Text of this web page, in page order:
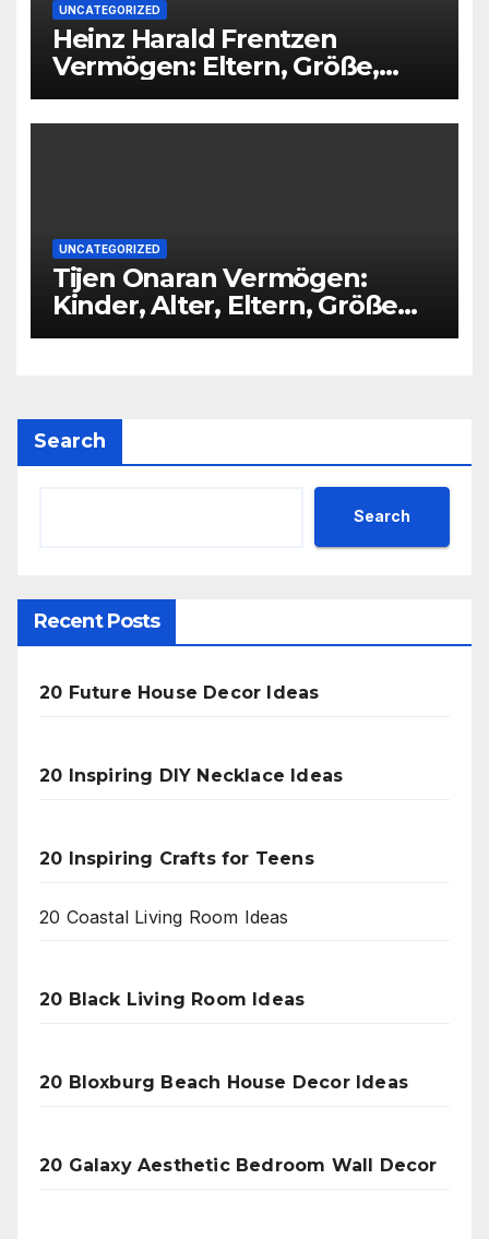
UNCATEGORIZED
Heinz Harald Frentzen
Vermögen: Eltern, Größe,
Partner, Alter
UNCATEGORIZED
Tijen Onaran Vermögen:
Kinder, Alter, Eltern, Größe
Partner
Search
Search
Recent Posts
20 Future House Decor Ideas
20 Inspiring DIY Necklace Ideas
20 Inspiring Crafts for Teens
20 Coastal Living Room Ideas
20 Black Living Room Ideas
20 Bloxburg Beach House Decor Ideas
20 Galaxy Aesthetic Bedroom Wall Decor